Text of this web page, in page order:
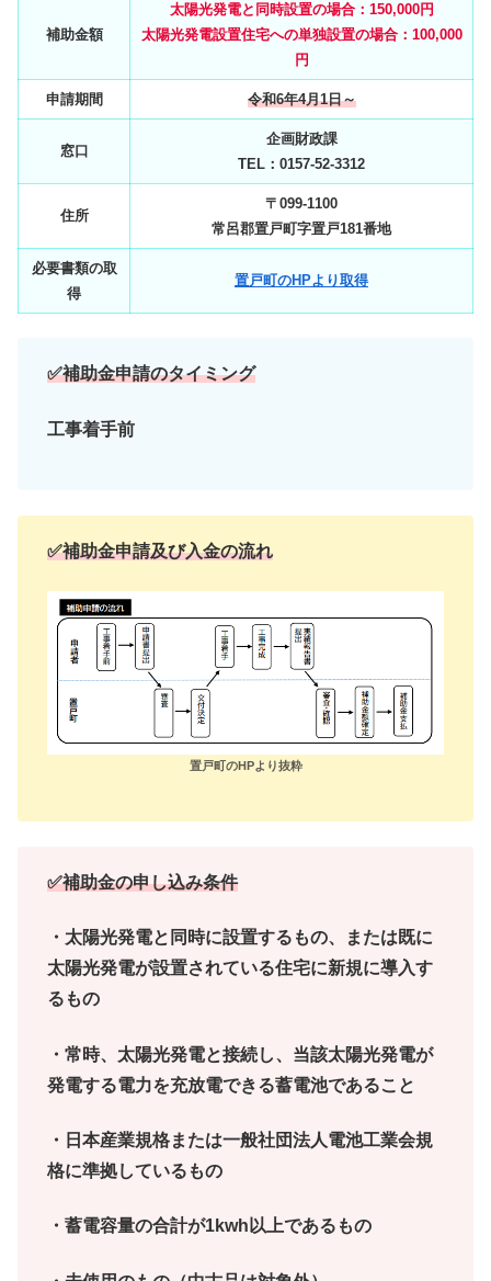
補助金額
太陽光発電と同時設置の場合：150,000円
太陽光発電設置住宅への単独設置の場合：100,000
円
申請期間 令和6年4月1日～
窓口
企画財政課
TEL：0157-52-3312
住所
〒099-1100
常呂郡置戸町字置戸181番地
必要書類の取
得
置戸町のHPより取得
✅補助金申請のタイミング
工事着手前
✅補助金申請及び入金の流れ
置戸町のHPより抜粋
✅補助金の申し込み条件
・太陽光発電と同時に設置するもの、または既に
太陽光発電が設置されている住宅に新規に導入す
るもの
・常時、太陽光発電と接続し、当該太陽光発電が
発電する電力を充放電できる蓄電池であること
・日本産業規格または一般社団法人電池工業会規
格に準拠しているもの
・蓄電容量の合計が1kwh以上であるもの